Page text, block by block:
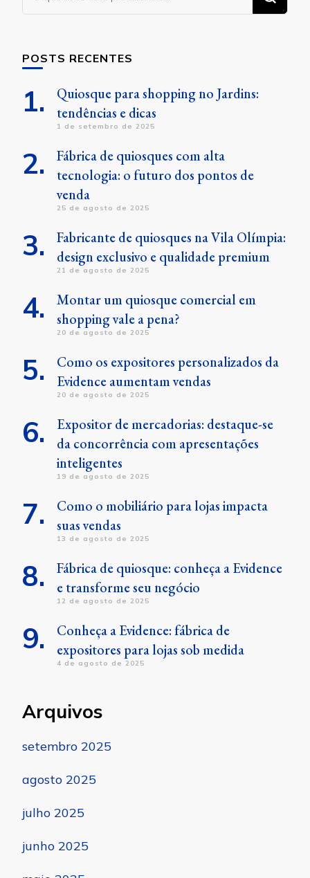
algo?
POSTS RECENTES
Quiosque para shopping no Jardins:
tendências e dicas
1 de setembro de 2025
Fábrica de quiosques com alta
tecnologia: o futuro dos pontos de
venda
25 de agosto de 2025
Fabricante de quiosques na Vila Olímpia:
design exclusivo e qualidade premium
21 de agosto de 2025
Montar um quiosque comercial em
shopping vale a pena?
20 de agosto de 2025
Como os expositores personalizados da
Evidence aumentam vendas
20 de agosto de 2025
Expositor de mercadorias: destaque-se
da concorrência com apresentações
inteligentes
19 de agosto de 2025
Como o mobiliário para lojas impacta
suas vendas
13 de agosto de 2025
Fábrica de quiosque: conheça a Evidence
e transforme seu negócio
12 de agosto de 2025
Conheça a Evidence: fábrica de
expositores para lojas sob medida
4 de agosto de 2025
Arquivos
setembro 2025
agosto 2025
julho 2025
junho 2025